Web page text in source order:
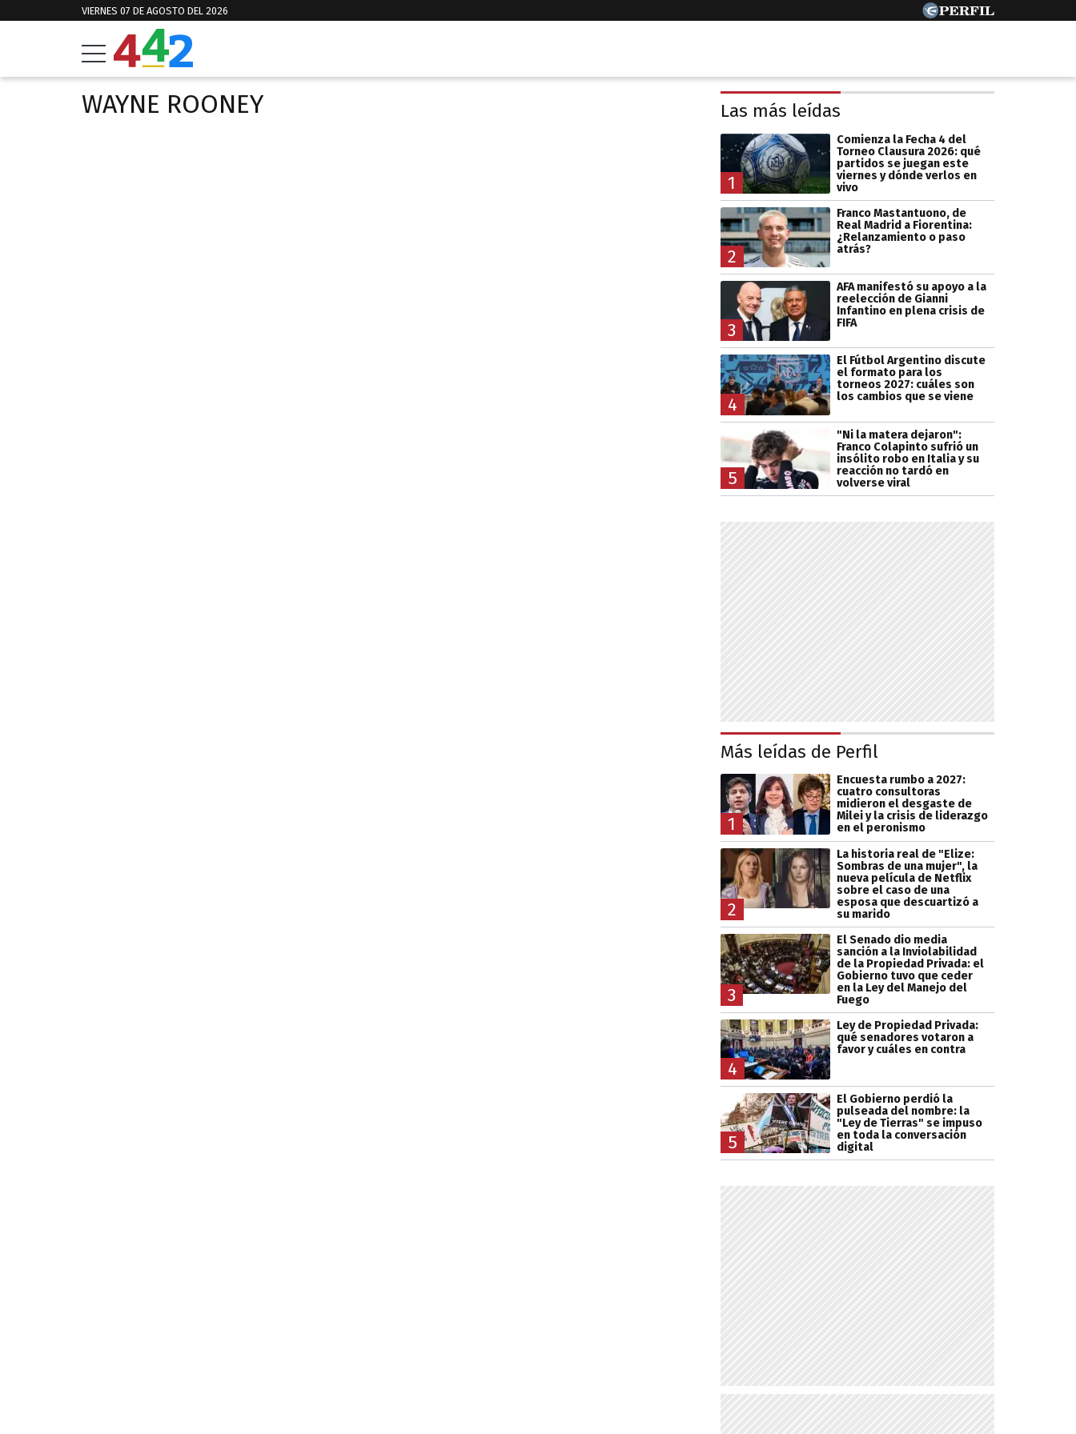
VIERNES 07 DE AGOSTO DEL 2026
WAYNE ROONEY Las más leídas
1
Comienza la Fecha 4 del
Torneo Clausura 2026: qué
partidos se juegan este
viernes y dónde verlos en
vivo
2
Franco Mastantuono, de
Real Madrid a Fiorentina:
¿Relanzamiento o paso
atrás?
3
AFA manifestó su apoyo a la
reelección de Gianni
Infantino en plena crisis de
FIFA
4
El Fútbol Argentino discute
el formato para los
torneos 2027: cuáles son
los cambios que se viene
5
"Ni la matera dejaron":
Franco Colapinto sufrió un
insólito robo en Italia y su
reacción no tardó en
volverse viral
Más leídas de Perfil
1
Encuesta rumbo a 2027:
cuatro consultoras
midieron el desgaste de
Milei y la crisis de liderazgo
en el peronismo
2
La historia real de "Elize:
Sombras de una mujer", la
nueva película de Netflix
sobre el caso de una
esposa que descuartizó a
su marido
3
El Senado dio media
sanción a la Inviolabilidad
de la Propiedad Privada: el
Gobierno tuvo que ceder
en la Ley del Manejo del
Fuego
4
Ley de Propiedad Privada:
qué senadores votaron a
favor y cuáles en contra
5
El Gobierno perdió la
pulseada del nombre: la
"Ley de Tierras" se impuso
en toda la conversación
digital